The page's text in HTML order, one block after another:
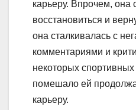
карьеру. Впрочем, она
восстановиться и
она сталкивалась с
комментариями и
некоторых спортивных
помешало ей
карьеру.